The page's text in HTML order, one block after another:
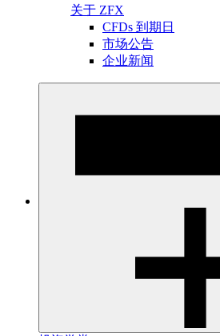
关于 ZFX
CFDs 到期日
市场公告
企业新闻